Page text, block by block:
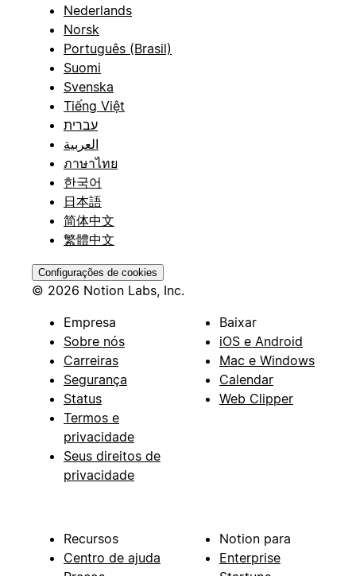
Nederlands
Norsk
Português (Brasil)
Suomi
Svenska
Tiếng Việt
עברית
العربية
ภาษาไทย
한국어
日本語
简体中文
繁體中文
Configurações de cookies
© 2026 Notion Labs, Inc.
Empresa
Sobre nós
Carreiras
Segurança
Status
Termos e
privacidade
Seus direitos de
privacidade
Baixar
iOS e Android
Mac e Windows
Calendar
Web Clipper
Recursos
Centro de ajuda
Notion para
Enterprise